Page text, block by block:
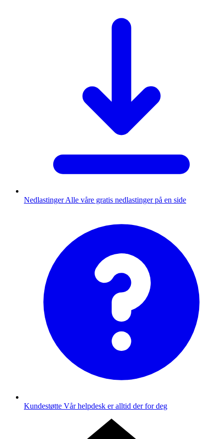
Nedlastinger Alle våre gratis nedlastinger på en side
Kundestøtte Vår helpdesk er alltid der for deg